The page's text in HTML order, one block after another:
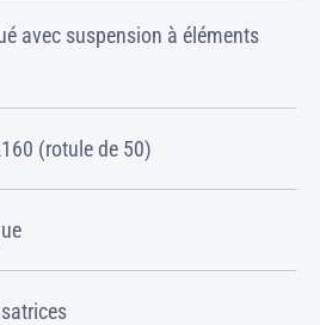
avec suspension à éléments
(rotule de 50)